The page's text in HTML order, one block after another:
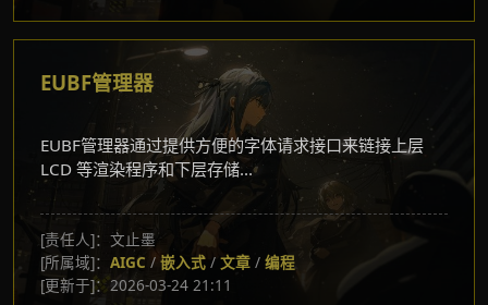
EUBF管理器
EUBF管理器通过提供方便的字体请求接口来链接上层
LCD 等渲染程序和下层存储...
[责任人]：文止墨
[所属域]： AIGC / 嵌入式 / 文章 / 编程
[更新于]：2026-03-24 21:11